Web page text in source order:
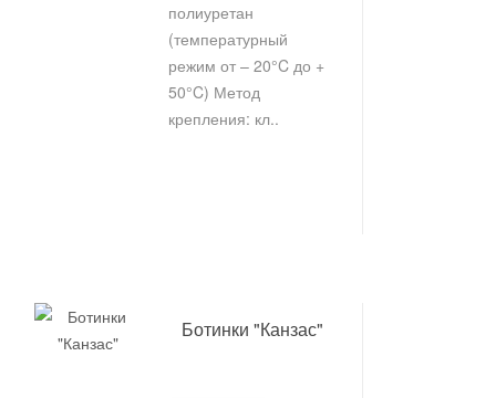
полиуретан
(температурный
режим от – 20°C до +
50°C) Метод
крепления: кл..
Ботинки "Канзас"